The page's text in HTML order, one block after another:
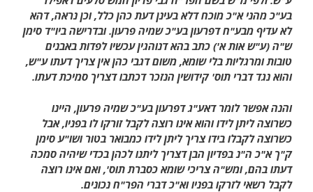
בע"כ מהני א"כ מוכח דלא בעינן דעת כהן כלל, וכן נראה, דהא
לא עדיף מבע"ח דפרעון בע"כ שמיה פרעון. ובדרישה ביו"ד סימן
ש"ה (ע"ש אות א') כתב בהא דנוהגין עכשיו לפדות באבנים
טובות ומרגליות בלי שומא, משום דגבי כהן אין צריך דעתו ע"ש,
והוא נגד דברי תוס' קידושין הנזכר דכתבו דצריך סמיכת דעתו.
והנה אפשר לומר דאע"ג דפרעון בע"כ שמיה פרעון, היינו
כשרוצה ליתן לידו והוא אינו רוצה לקבל זורקו לו בפניו, אבל
כשרוצה לקבלו בידו צריך ליתן לידו כמבואר בטור ושו"ע סימן
ק"ך א"כ ה"נ בפדיון הבן דצריך ליתנו לכהן בכדי שיהיה סמכה
דעתו בהם, ומש"ה צריכי שומא כסברת תוס', ואם אינו רוצה
לקבל רשאי לזרקו בפניו וא"כ דברי הפר"ח נכונים.